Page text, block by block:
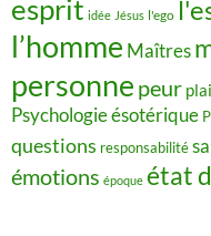
esprit idée Jésus l'ego
l’homme Maîtres
personne peur
Psychologie ésotérique
questions responsabilité
émotions époque état